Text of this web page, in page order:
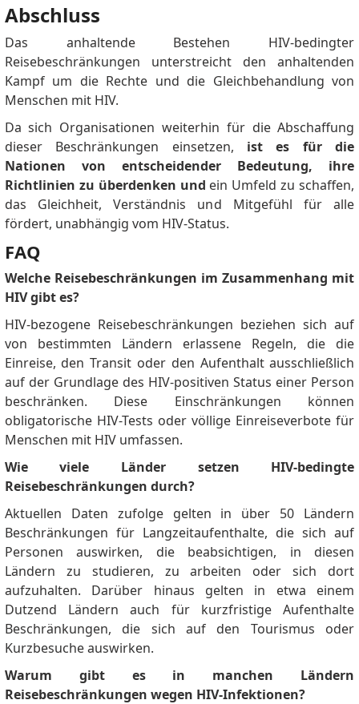
Abschluss
Das anhaltende Bestehen HIV-bedingter
Reisebeschränkungen unterstreicht den anhaltenden
Kampf um die Rechte und die Gleichbehandlung von
Menschen mit HIV.
Da sich Organisationen weiterhin für die Abschaffung
dieser Beschränkungen einsetzen, ist es für die
Nationen von entscheidender Bedeutung, ihre
Richtlinien zu überdenken und ein Umfeld zu schaffen,
das Gleichheit, Verständnis und Mitgefühl für alle
fördert, unabhängig vom HIV-Status.
FAQ
Welche Reisebeschränkungen im Zusammenhang mit
HIV gibt es?
HIV-bezogene Reisebeschränkungen beziehen sich auf
von bestimmten Ländern erlassene Regeln, die die
Einreise, den Transit oder den Aufenthalt ausschließlich
auf der Grundlage des HIV-positiven Status einer Person
beschränken. Diese Einschränkungen können
obligatorische HIV-Tests oder völlige Einreiseverbote für
Menschen mit HIV umfassen.
Wie viele Länder setzen HIV-bedingte
Reisebeschränkungen durch?
Aktuellen Daten zufolge gelten in über 50 Ländern
Beschränkungen für Langzeitaufenthalte, die sich auf
Personen auswirken, die beabsichtigen, in diesen
Ländern zu studieren, zu arbeiten oder sich dort
aufzuhalten. Darüber hinaus gelten in etwa einem
Dutzend Ländern auch für kurzfristige Aufenthalte
Beschränkungen, die sich auf den Tourismus oder
Kurzbesuche auswirken.
Warum gibt es in manchen Ländern
Reisebeschränkungen wegen HIV-Infektionen?